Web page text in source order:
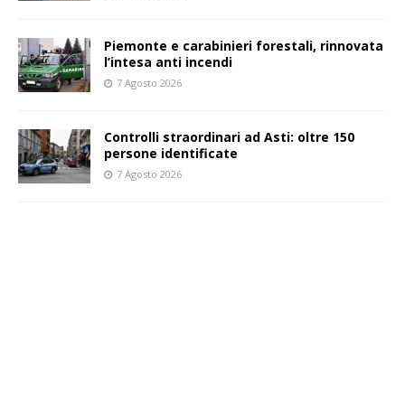
Piemonte e carabinieri forestali, rinnovata
l’intesa anti incendi
7 Agosto 2026
Controlli straordinari ad Asti: oltre 150
persone identificate
7 Agosto 2026